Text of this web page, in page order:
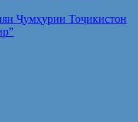
Ҷумҳурии Тоҷикистон